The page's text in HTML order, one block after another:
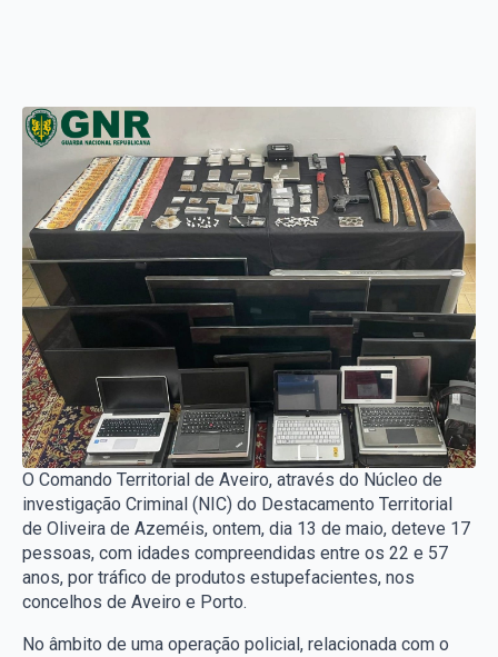
O Comando Territorial de Aveiro, através do Núcleo de
investigação Criminal (NIC) do Destacamento Territorial
de Oliveira de Azeméis, ontem, dia 13 de maio, deteve 17
pessoas, com idades compreendidas entre os 22 e 57
anos, por tráfico de produtos estupefacientes, nos
concelhos de Aveiro e Porto.
No âmbito de uma operação policial, relacionada com o